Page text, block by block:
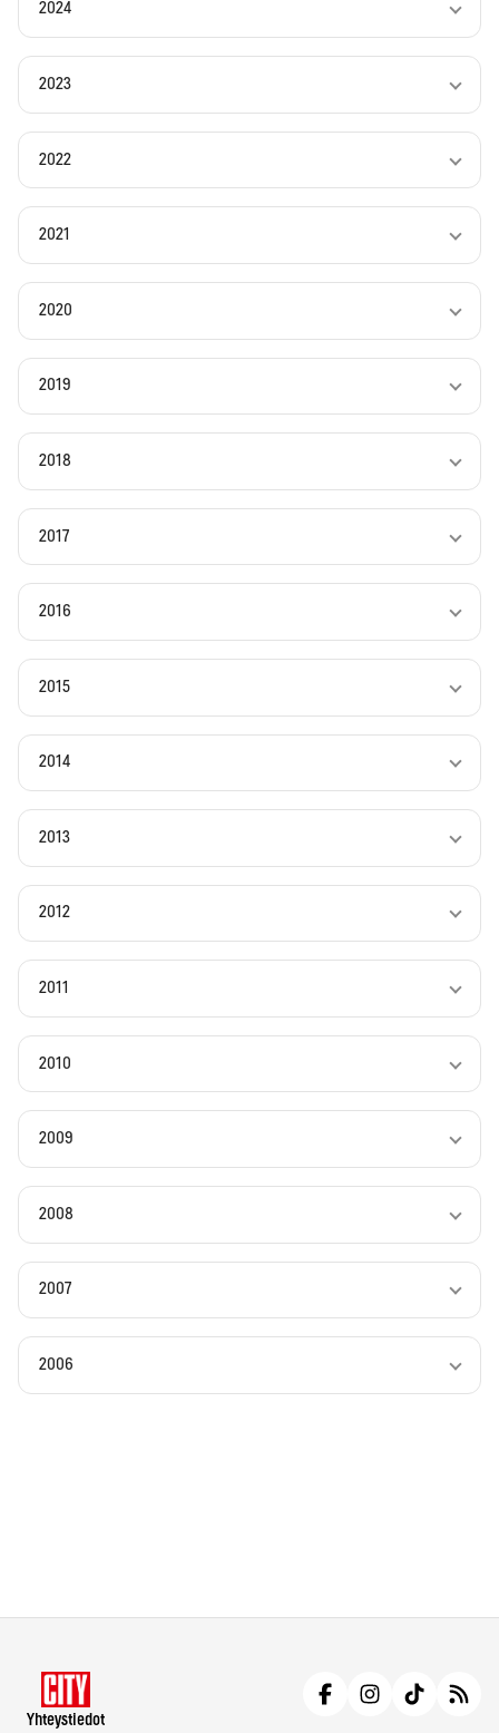
2024
2023
2022
2021
2020
2019
2018
2017
2016
2015
2014
2013
2012
2011
2010
2009
2008
2007
2006
Yhteystiedot